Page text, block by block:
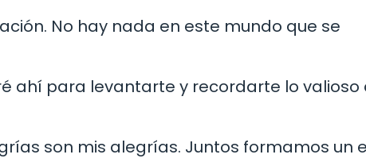
No hay nada en este mundo que se
ahí para levantarte y recordarte lo valioso
son mis alegrías. Juntos formamos un